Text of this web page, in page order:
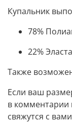
Купальник
78%
22%
Также
Если ваш
в
свяжутся с